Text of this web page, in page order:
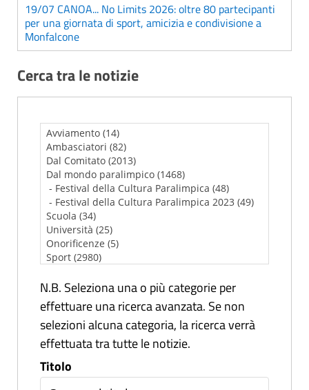
19/07 CANOA... No Limits 2026: oltre 80 partecipanti
per una giornata di sport, amicizia e condivisione a
Monfalcone
Cerca tra le notizie
N.B. Seleziona una o più categorie per
effettuare una ricerca avanzata. Se non
selezioni alcuna categoria, la ricerca verrà
effettuata tra tutte le notizie.
Titolo